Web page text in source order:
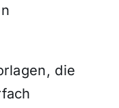
die